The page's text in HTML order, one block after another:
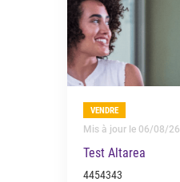
VENDRE
Mis à jour le 06/08/26
Test Altarea
4454343